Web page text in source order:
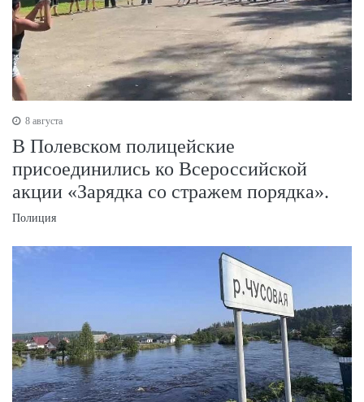
8 августа
В Полевском полицейские
присоединились ко Всероссийской
акции «Зарядка со стражем порядка».
Полиция